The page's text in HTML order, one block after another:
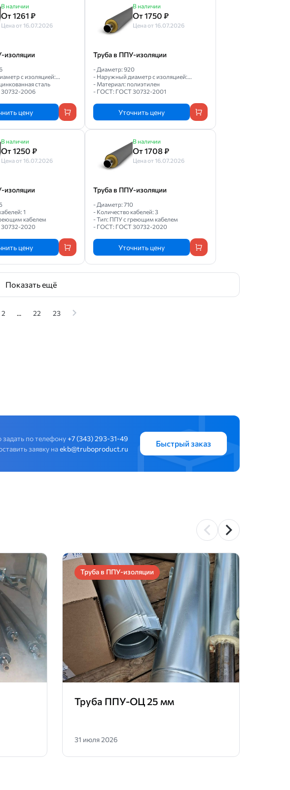
В наличии
От 1261 ₽
Цена от 16.07.2026
изоляции
с изоляцией:...
сталь
2006
цену
В наличии
От 1750 ₽
Цена от 16.07.2026
Труба в ППУ-изоляции
- Диаметр: 920
- Наружный диаметр с изоляцией:...
- Материал: полиэтилен
- ГОСТ: ГОСТ 30732-2001
Уточнить цену
В наличии
От 1250 ₽
Цена от 16.07.2026
изоляции
1
кабелем
2020
цену
В наличии
От 1708 ₽
Цена от 16.07.2026
Труба в ППУ-изоляции
- Диаметр: 710
- Количество кабелей: 3
- Тип: ППУ с греющим кабелем
- ГОСТ: ГОСТ 30732-2020
Уточнить цену
Показать ещё
2 ... 22 23
по телефону +7 (343) 293-31-49
заявку наekb@truboproduct.ru
Быстрый заказ
Труба в ППУ-изоляции
Труба ППУ-ОЦ 25 мм
31 июля 2026